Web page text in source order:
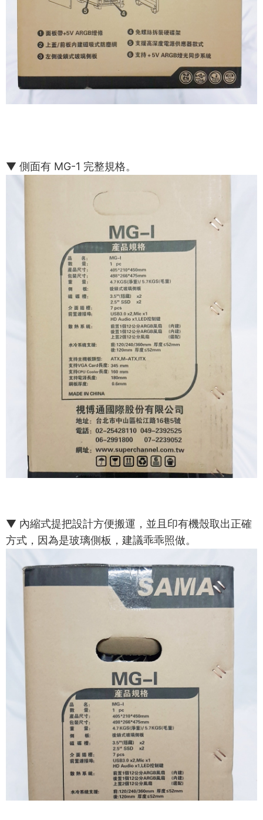
▼ 側面有 MG-1 完整規格。
▼ 內縮式提把設計方便搬運，並且印有機殼取出正確
方式，因為是玻璃側板，建議乖乖照做。